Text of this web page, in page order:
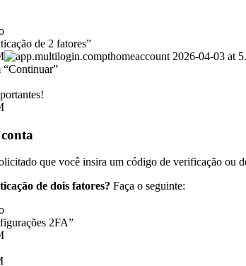
de 2 fatores”
“Continuar”
que você insira um código de verificação ou
de dois fatores? Faça o seguinte:
2FA”